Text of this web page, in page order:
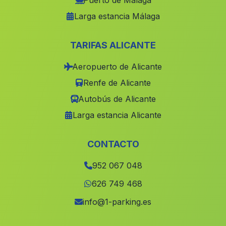
Cortijada Barranco de las Minas(Malaga)
Caserio Tablada (Malaga)
Choza de Huerta Tejada(Malaga)
Caserio San Bernardino(Malaga)
(Malaga)
Laujar de Andarax (Malaga)
Caserio Torrubia (Malaga)
Larga estancia Málaga
TARIFAS ALICANTE
Aeropuerto de Alicante
Renfe de Alicante
Autobús de Alicante
Larga estancia Alicante
CONTACTO
952 067 048
626 749 468
info@1-parking.es